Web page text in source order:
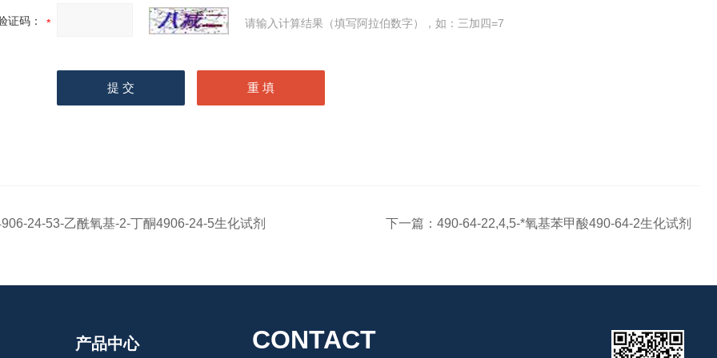
证码： 请输入计算结果（填写阿拉伯数字），如：三加四=7
24-53-乙酰氧基-2-丁酮4906-24-5生化试剂 下一篇： 490-64-22,4,5-*氧基苯甲酸490-64-2生化试剂
产品中心 CONTACT